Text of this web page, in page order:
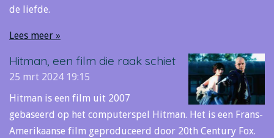
de liefde.
Lees meer »
Hitman, een film die raak schiet
25 mrt 2024 19:15
Hitman is een film uit 2007
gebaseerd op het computerspel Hitman. Het is een Frans-
Amerikaanse film geproduceerd door 20th Century Fox.